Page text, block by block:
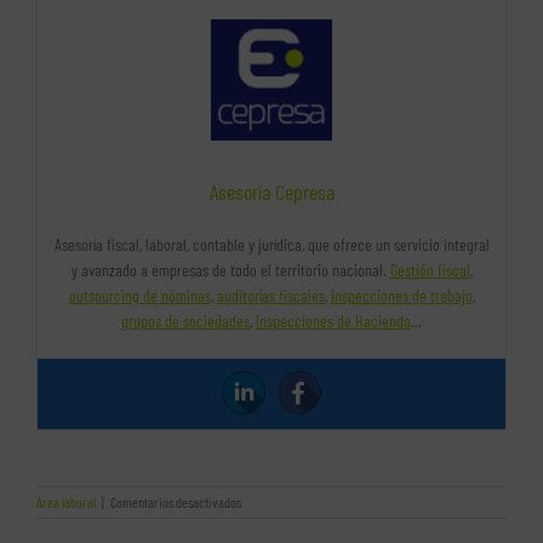
Asesoría Cepresa
Asesoría fiscal, laboral, contable y jurídica, que ofrece un servicio integral
y avanzado a empresas de todo el territorio nacional. Gestión fiscal,
outsourcing de nóminas,auditorías fiscales, inspecciones de trabajo,
grupos de sociedades, inspecciones de Hacienda…
Área laboral | Comentarios desactivadosen